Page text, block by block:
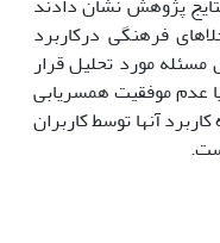
فرهنگی درکاربرد
مسئله مورد تحلیل قرار
عدم موفقیت همسریابی
آن­ها توسط کاربران